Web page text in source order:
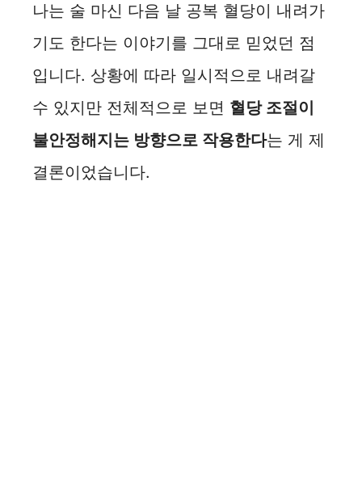
나는 술 마신 다음 날 공복 혈당이 내려가
기도 한다는 이야기를 그대로 믿었던 점
입니다. 상황에 따라 일시적으로 내려갈
수 있지만 전체적으로 보면 혈당 조절이
불안정해지는 방향으로 작용한다는 게 제
결론이었습니다.